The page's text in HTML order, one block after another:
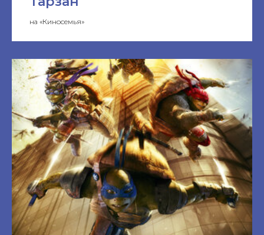
на «Киносемья»